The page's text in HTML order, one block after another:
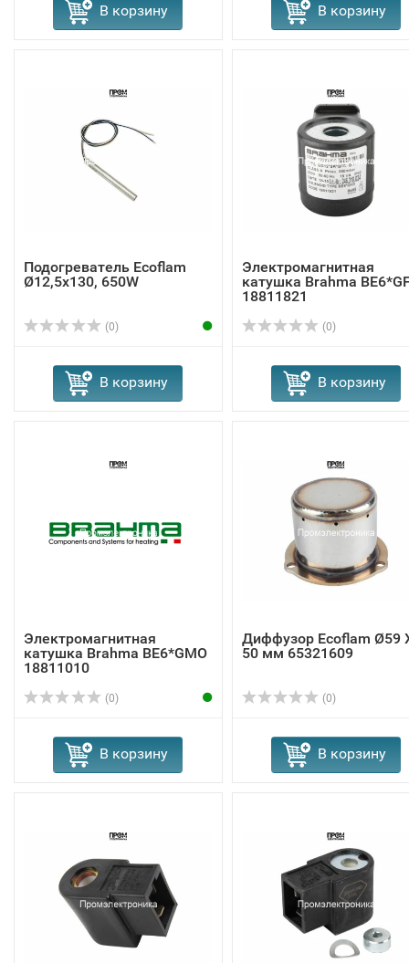
В корзину В корзину
Подогреватель Ecoflam
Ø12,5x130, 650W
(0)
В корзину
Электромагнитная
катушка Brahma
18811821
(0)
В корзину
Электромагнитная
катушка Brahma BE6*GMO
18811010
(0)
В корзину
Диффузор Ecoflam Ø59
50 мм 65321609
(0)
В корзину